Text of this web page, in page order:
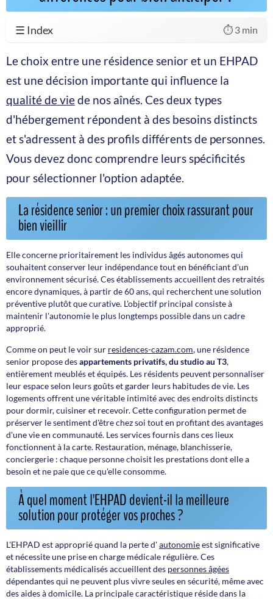
☰ Index ⏱️ 3 min
Le choix entre une résidence senior et un EHPAD
est une décision importante qui influence la
qualité de viede nos aînés. Ces deux types
d'hébergement répondent à des besoins distincts
et s'adressent à des profils différents de personnes.
Vous devez donc comprendre leurs spécificités
pour sélectionner l'option adaptée.
La résidence senior : un premier choix rassurant pour
bien vieillir
Elle concerne prioritairement les individus âgés autonomes qui
souhaitent conserver leur indépendance tout en bénéficiant d'un
environnement sécurisé. Ces établissements accueillent des retraités
encore dynamiques, à partir de 60 ans, qui recherchent une solution
préventive plutôt que curative. L'objectif principal consiste à
maintenir l'autonomie le plus longtemps possible dans un cadre
approprié.
Comme on peut le voir sur residences-cazam.com, une résidence
senior propose desappartements privatifs, du studio au T3,
entièrement meublés et équipés. Les résidents peuvent personnaliser
leur espace selon leurs goûts et garder leurs habitudes de vie. Les
logements offrent une véritable intimité avec des endroits distincts
pour dormir, cuisiner et recevoir. Cette configuration permet de
préserver le sentiment d'être chez soi tout en profitant des avantages
d'une vie en communauté. Les services fournis dans ces lieux
fonctionnent à la carte. Restauration, ménage, blanchisserie,
conciergerie : chaque personne choisit les prestations dont elle a
besoin et ne paie que ce qu'elle consomme.
À quel moment l'EHPAD devient-il la meilleure
solution pour protéger vos proches ?
L'EHPAD est approprié quand la perte d'autonomieest significative
et nécessite une prise en charge médicale régulière. Ces
établissements médicalisés accueillent des personnes âgées
dépendantes qui ne peuvent plus vivre seules en sécurité, même avec
des aides à domicile. La principale caractéristique réside dans la